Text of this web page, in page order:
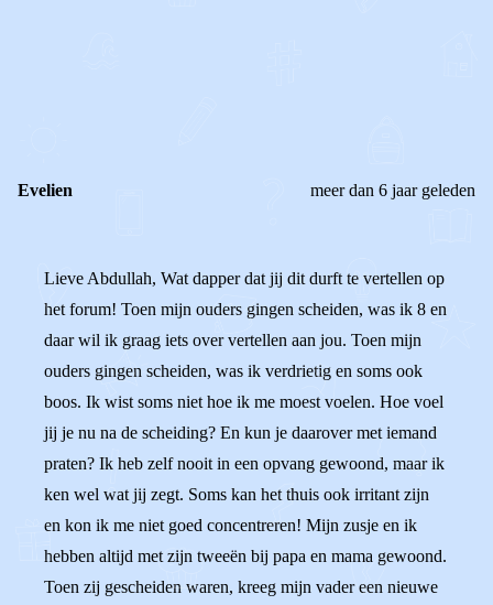
Evelien meer dan 6 jaar geleden
Lieve Abdullah, Wat dapper dat jij dit durft te vertellen op
het forum! Toen mijn ouders gingen scheiden, was ik 8 en
daar wil ik graag iets over vertellen aan jou. Toen mijn
ouders gingen scheiden, was ik verdrietig en soms ook
boos. Ik wist soms niet hoe ik me moest voelen. Hoe voel
jij je nu na de scheiding? En kun je daarover met iemand
praten? Ik heb zelf nooit in een opvang gewoond, maar ik
ken wel wat jij zegt. Soms kan het thuis ook irritant zijn
en kon ik me niet goed concentreren! Mijn zusje en ik
hebben altijd met zijn tweeën bij papa en mama gewoond.
Toen zij gescheiden waren, kreeg mijn vader een nieuwe